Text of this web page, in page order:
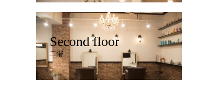
Second floor
二階